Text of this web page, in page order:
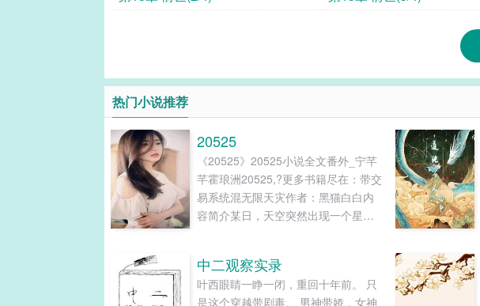
热门小说推荐
20525
《20525》20525小说全文番外_宁芊
芊霍琅洲20525,?更多书籍尽在：带交
易系统混无限天灾作者：黑猫白白内
容简介某日，天空突然出现一个星球
奖励回到原生世界。宁芊芊觉醒的异
能是拥有一个交易系统，购物一秒到
中二观察实录
叶西眼睛一睁一闭，重回十年前。 只
是这个穿越带剧毒。 男神带娇，女神